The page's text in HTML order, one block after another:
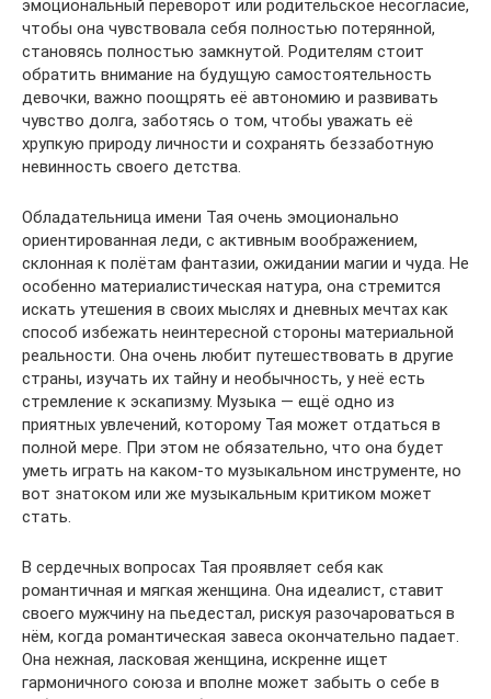
эмоциональный переворот или родительское несогласие,
чтобы она чувствовала себя полностью потерянной,
становясь полностью замкнутой. Родителям стоит
обратить внимание на будущую самостоятельность
девочки, важно поощрять её автономию и развивать
чувство долга, заботясь о том, чтобы уважать её
хрупкую природу личности и сохранять беззаботную
невинность своего детства.
Обладательница имени Тая очень эмоционально
ориентированная леди, с активным воображением,
склонная к полётам фантазии, ожидании магии и чуда. Не
особенно материалистическая натура, она стремится
искать утешения в своих мыслях и дневных мечтах как
способ избежать неинтересной стороны материальной
реальности. Она очень любит путешествовать в другие
страны, изучать их тайну и необычность, у неё есть
стремление к эскапизму. Музыка — ещё одно из
приятных увлечений, которому Тая может отдаться в
полной мере. При этом не обязательно, что она будет
уметь играть на каком-то музыкальном инструменте, но
вот знатоком или же музыкальным критиком может
стать.
В сердечных вопросах Тая проявляет себя как
романтичная и мягкая женщина. Она идеалист, ставит
своего мужчину на пьедестал, рискуя разочароваться в
нём, когда романтическая завеса окончательно падает.
Она нежная, ласковая женщина, искренне ищет
гармоничного союза и вполне может забыть о себе в